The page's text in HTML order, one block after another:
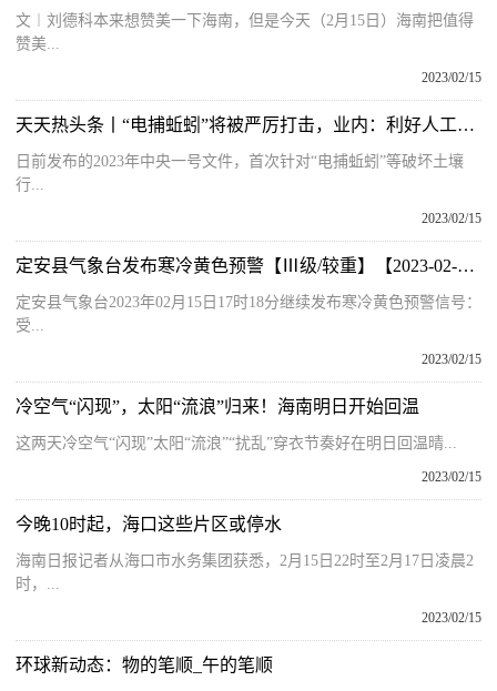
文︱刘德科本来想赞美一下海南，但是今天（2月15日）海南把值得
赞美...
2023/02/15
天天热头条丨“电捕蚯蚓”将被严厉打击，业内：利好人工养殖蚯蚓
日前发布的2023年中央一号文件，首次针对“电捕蚯蚓”等破坏土壤
行...
2023/02/15
定安县气象台发布寒冷黄色预警【Ⅲ级/较重】【2023-02-15】
定安县气象台2023年02月15日17时18分继续发布寒冷黄色预警信号：
受...
2023/02/15
冷空气“闪现”，太阳“流浪”归来！海南明日开始回温
这两天冷空气“闪现”太阳“流浪”“扰乱”穿衣节奏好在明日回温晴...
2023/02/15
今晚10时起，海口这些片区或停水
海南日报记者从海口市水务集团获悉，2月15日22时至2月17日凌晨2
时，...
2023/02/15
环球新动态：物的笔顺_午的笔顺